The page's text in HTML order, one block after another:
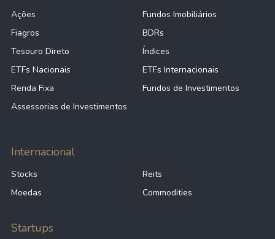
Ações
Fundos Imobiliários
Fiagros
BDRs
Tesouro Direto
Índices
ETFs Nacionais
ETFs Internacionais
Renda Fixa
Fundos de Investimentos
Assessorias de Investimentos
Internacional
Stocks
Reits
Moedas
Commodities
Startups